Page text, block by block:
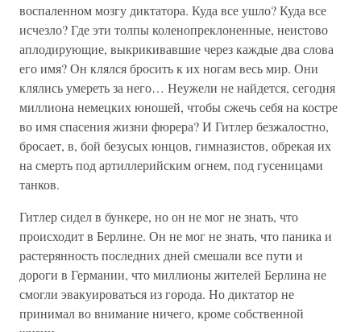
воспаленном мозгу диктатора. Куда все ушло? Куда все
исчезло? Где эти толпы коленопреклоненные, неистово
аплодирующие, выкрикивавшие через каждые два слова
его имя? Он клялся бросить к их ногам весь мир. Они
клялись умереть за него… Неужели не найдется, сегодня
миллиона немецких юношей, чтобы сжечь себя на костре
во имя спасения жизни фюрера? И Гитлер безжалостно,
бросает, в, бой безусых юнцов, гимназистов, обрекая их
на смерть под артиллерийским огнем, под гусеницами
танков.
Гитлер сидел в бункере, но он не мог не знать, что
происходит в Берлине. Он не мог не знать, что паника и
растерянность последних дней смешали все пути и
дороги в Германии, что миллионы жителей Берлина не
смогли эвакуироваться из города. Но диктатор не
принимал во внимание ничего, кроме собственной